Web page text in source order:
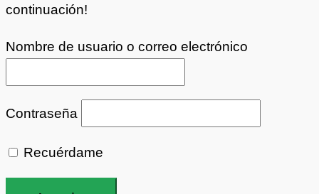
continuación!
Nombre de usuario o correo electrónico
Contraseña
Recuérdame